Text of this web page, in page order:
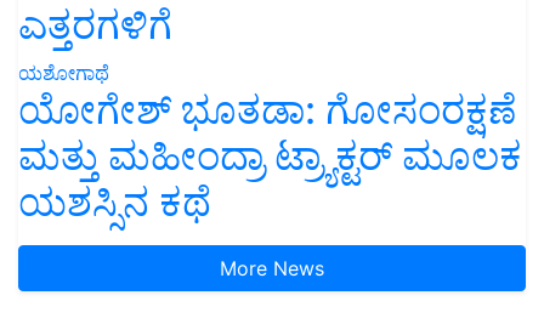
ಎತ್ತರಗಳಿಗೆ
ಯಶೋಗಾಥೆ
ಯೋಗೇಶ್ ಭೂತಡಾ: ಗೋಸಂರಕ್ಷಣೆ
ಮತ್ತು ಮಹೀಂದ್ರಾ ಟ್ರ್ಯಾಕ್ಟರ್ ಮೂಲಕ
ಯಶಸ್ಸಿನ ಕಥೆ
More News